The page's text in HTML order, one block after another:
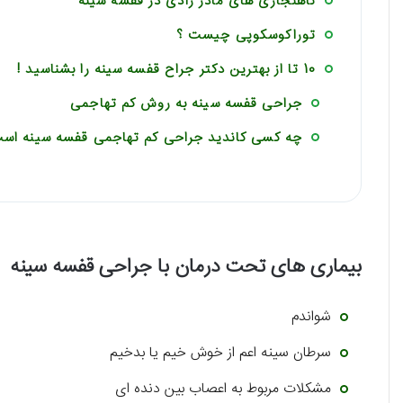
توراکوسکوپی چیست ؟
10 تا از بهترین دکتر جراح قفسه سینه را بشناسید !
جراحی قفسه سینه به روش کم تهاجمی
چه کسی کاندید جراحی کم تهاجمی قفسه سینه
بیماری های تحت درمان با جراحی قفسه سینه
شواندم
سرطان سینه اعم از خوش خیم یا بدخیم
مشکلات مربوط به اعصاب بین دنده ای